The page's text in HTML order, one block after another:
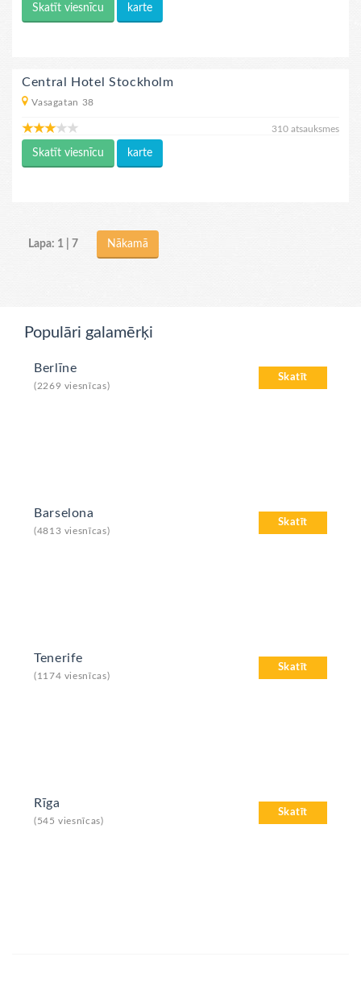
Skatīt viesnīcu karte
Central Hotel Stockholm
Vasagatan 38
310 atsauksmes
Skatīt viesnīcu karte
Lapa: 1 | 7 Nākamā
Populāri galamērķi
Skatīt
Berlīne
(2269 viesnīcas)
Skatīt
Barselona
(4813 viesnīcas)
Skatīt
Tenerife
(1174 viesnīcas)
Skatīt
Rīga
(545 viesnīcas)